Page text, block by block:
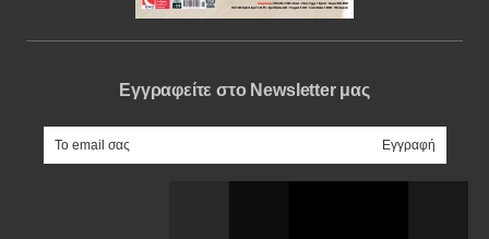
Εγγραφείτε στο Newsletter μας
e-mail